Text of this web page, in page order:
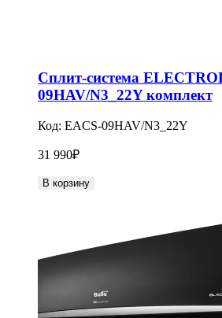
Сплит-система
09HAV/N3_22Y комплект
Код: EACS-09HAV/N3_22Y
31 990₽
В корзину